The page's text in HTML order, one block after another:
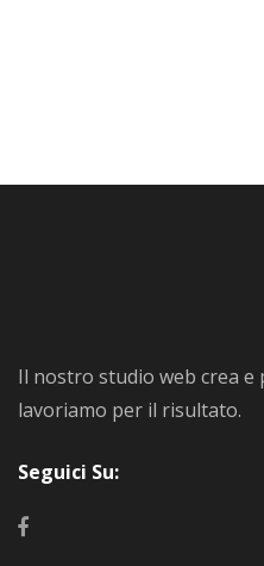
Il nostro studio web crea e
lavoriamo per il risultato.
Seguici Su: